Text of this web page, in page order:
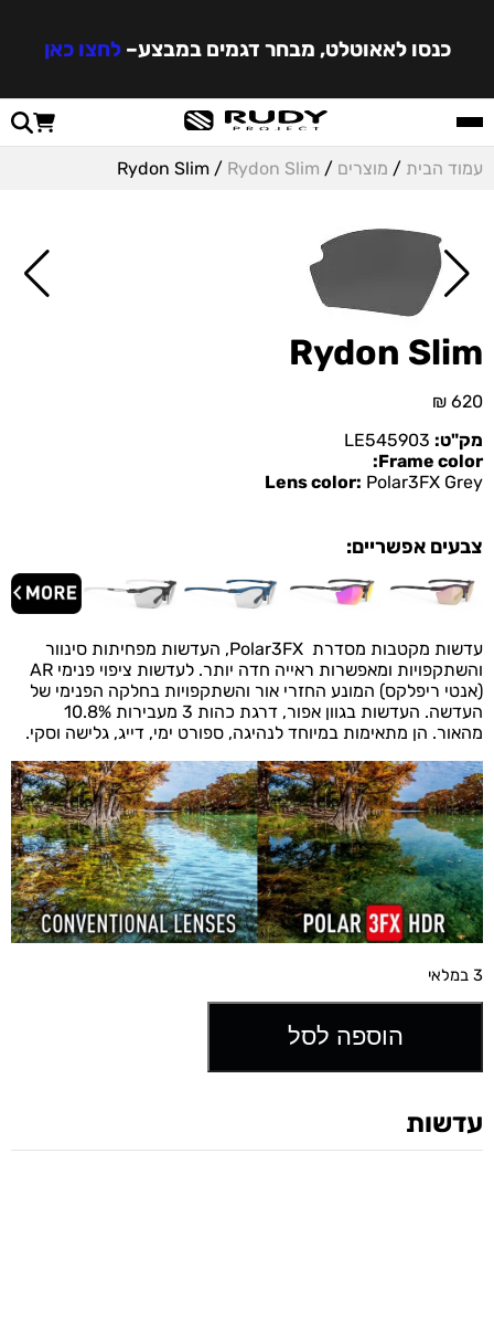
כנסו לאאוטלט, מבחר דגמים במבצע–לחצו כאן
עמוד הבית / מוצרים /
Rydon Slim
/ Rydon Slim
Rydon Slim
₪ 620
מק"ט:
Frame color:
Lens color: Polar3FX Grey
צבעים אפשריים:
עדשות מקטבות מסדרת Polar3FX, העדשות מפחיתות סינוור
והשתקפויות ומאפשרות ראייה חדה יותר. לעדשות ציפוי פנימי AR
(אנטי ריפלקס) המונע החזרי אור והשתקפויות בחלקה הפנימי של
העדשה. העדשות בגוון אפור, דרגת כהות 3 מעבירות 10.8%
מהאור. הן מתאימות במיוחד לנהיגה, ספורט ימי, דייג, גלישה וסקי.
3 במלאי
הוספה לסל
עדשות